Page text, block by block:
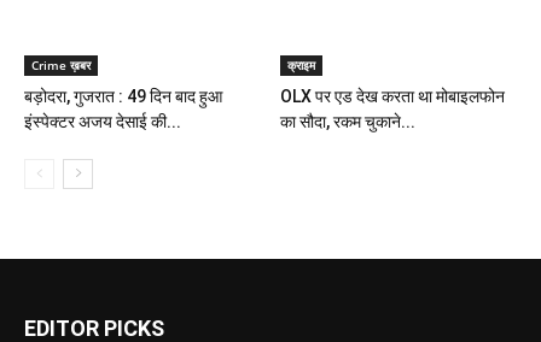
Crime ख़बर
बड़ोदरा, गुजरात : 49 दिन बाद हुआ
इंस्पेक्टर अजय देसाई की...
क्राइम
OLX पर एड देख करता था मोबाइलफोन
का सौदा, रकम चुकाने...
EDITOR PICKS